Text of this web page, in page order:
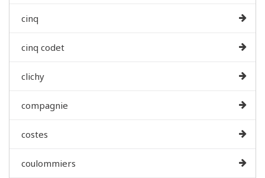
cinq
cinq codet
clichy
compagnie
costes
coulommiers